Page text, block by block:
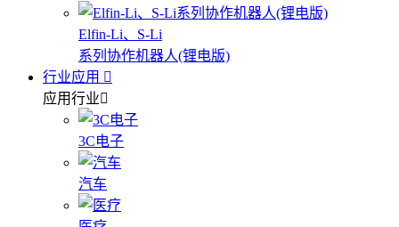
Elfin-Li、S-Li
系列协作机器人(锂电版)
行业应用
应用行业
3C电子
汽车